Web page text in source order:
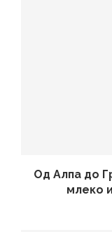
Од Алпа до
млеко